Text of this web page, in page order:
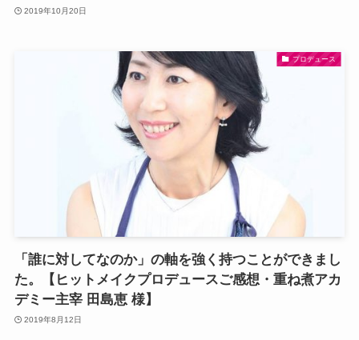
2019年10月20日
プロデュース
「誰に対してなのか」の軸を強く持つことができまし
た。【ヒットメイクプロデュースご感想・重ね煮アカ
デミー主宰 田島恵 様】
2019年8月12日